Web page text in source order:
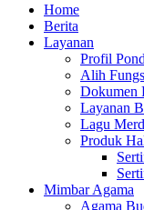
Home
Berita
Layanan
Profil
Alih
Dokumen
Layanan
Lagu
Produk
Mimbar Agama
Agama